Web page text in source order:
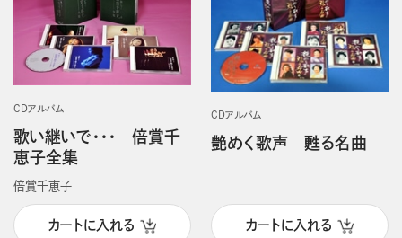
CDアルバム
歌い継いで・・・ 倍賞千
恵子全集
倍賞千恵子
カートに入れる
CDアルバム
艶めく歌声 甦る名曲
カートに入れる